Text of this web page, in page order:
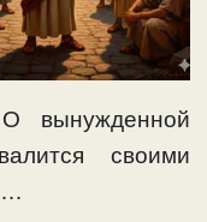
О вынужденной
своими
…